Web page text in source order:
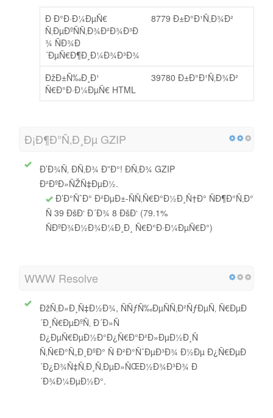
Ð Ð°Ð·Ð¼ÐµÑ€
Ñ‚ÐµÐºÑÑ‚Ð¾Ð²Ð¾Ð³Ð
¾ ÑÐ¾Ð
´ÐµÑ€Ð¶Ð¸Ð¼Ð¾Ð³Ð¾
8779 Ð±Ð°Ð¹Ñ‚Ð¾Ð²
ÐžÐ±Ñ‰Ð¸Ð¹
Ñ€Ð°Ð·Ð¼ÐµÑ€ HTML
39780 Ð±Ð°Ð¹Ñ‚Ð¾Ð²
Ð¡Ð¶Ð°Ñ‚Ð¸Ðµ GZIP
Ð’Ð¾Ñ‚ Ð­Ñ‚Ð¾ Ð”Ð°! Ð­Ñ‚Ð¾ GZIP
Ð²ÐºÐ»ÑŽÑ‡ÐµÐ½.
Ð’Ð°ÑˆÐ° Ð²ÐµÐ±-ÑÑ‚Ñ€Ð°Ð½Ð¸Ñ†Ð° ÑÐ¶Ð°Ñ‚Ð°
Ñ 39 ÐšÐ‘ Ð´Ð¾ 8 ÐšÐ‘ (79.1%
ÑÐºÐ¾Ð½Ð¾Ð¼Ð¸Ð¸ Ñ€Ð°Ð·Ð¼ÐµÑ€Ð°)
WWW Resolve
ÐžÑ‚Ð»Ð¸Ñ‡Ð½Ð¾, ÑÑƒÑ‰ÐµÑÑ‚Ð²ÑƒÐµÑ‚ Ñ€ÐµÐ
´Ð¸Ñ€ÐµÐºÑ‚ Ð´Ð»Ñ
Ð¿ÐµÑ€ÐµÐ½Ð°Ð¿Ñ€Ð°Ð²Ð»ÐµÐ½Ð¸Ñ
Ñ‚Ñ€Ð°Ñ„Ð¸ÐºÐ° Ñ Ð²Ð°ÑˆÐµÐ³Ð¾ Ð½Ðµ Ð¿Ñ€ÐµÐ
´Ð¿Ð¾Ñ‡Ñ‚Ð¸Ñ‚ÐµÐ»ÑŒÐ½Ð¾Ð³Ð¾ Ð
´Ð¾Ð¼ÐµÐ½Ð°.